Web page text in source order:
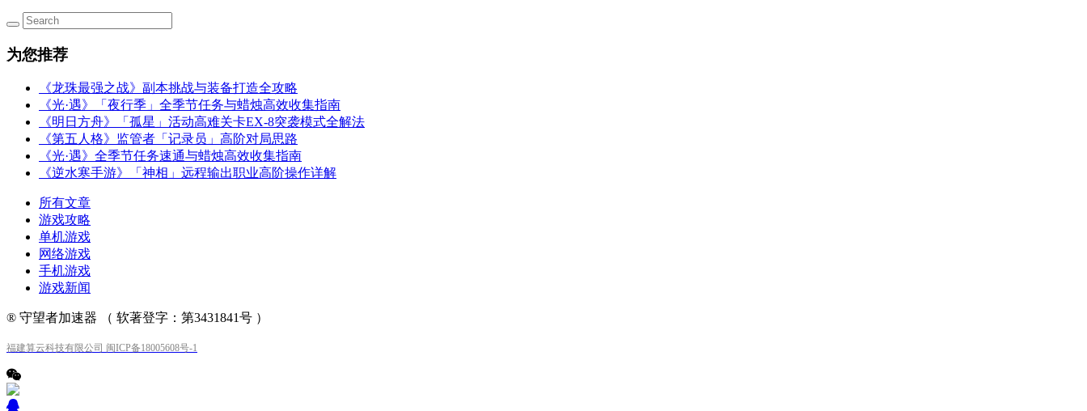
为您推荐
《龙珠最强之战》副本挑战与装备打造全攻略
《光·遇》「夜行季」全季节任务与蜡烛高效收集指南
《明日方舟》「孤星」活动高难关卡EX-8突袭模式全解法
《第五人格》监管者「记录员」高阶对局思路
《光·遇》全季节任务速通与蜡烛高效收集指南
《逆水寒手游》「神相」远程输出职业高阶操作详解
所有文章
游戏攻略
单机游戏
网络游戏
手机游戏
游戏新闻
® 守望者加速器 （ 软著登字：第3431841号 ）
福建算云科技有限公司 闽ICP备18005608号-1